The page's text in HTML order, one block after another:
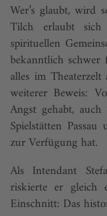
Wer’s glaubt, wird
Tilch erlaubt
spirituellen
bekanntlich
alles im
weiterer Beweis:
Angst gehabt,
Spielstätten
zur Verfügung hat.
Als Intendant
riskierte er gleich
Einschnitt: Das